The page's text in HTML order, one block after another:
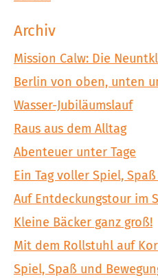
Archiv
Mission Calw: Die
Berlin von oben, unten
Wasser-Jubiläumslauf
Raus aus dem Alltag
Abenteuer unter Tage
Ein Tag voller Spiel,
Auf Entdeckungstour im
Kleine Bäcker ganz groß!
Mit dem Rollstuhl auf
Spiel, Spaß und